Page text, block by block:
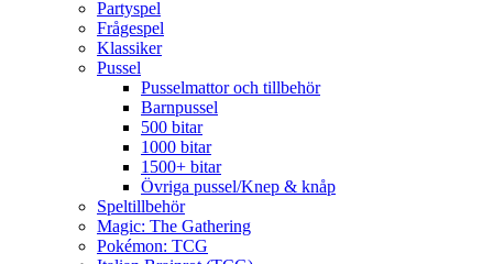
Partyspel
Frågespel
Klassiker
Pussel
Pusselmattor och tillbehör
Barnpussel
500 bitar
1000 bitar
1500+ bitar
Övriga pussel/Knep & knåp
Speltillbehör
Magic: The Gathering
Pokémon: TCG